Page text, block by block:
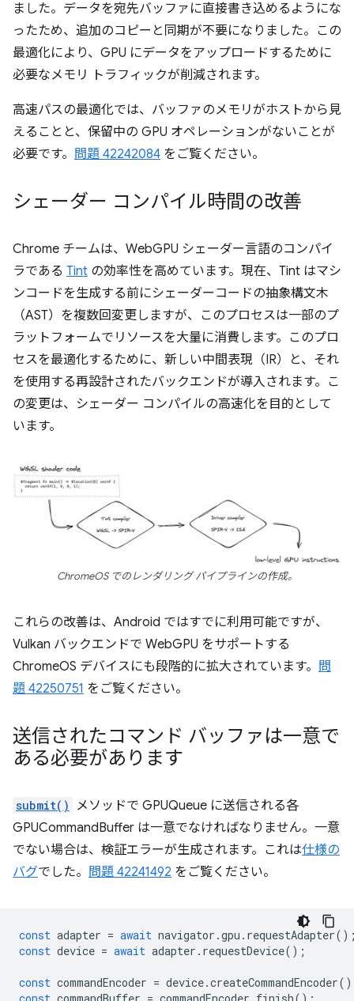
ました。データを宛先バッファに直接書き込めるようにな
ったため、追加のコピーと同期が不要になりました。この
最適化により、GPU にデータをアップロードするために
必要なメモリ トラフィックが削減されます。
高速パスの最適化では、バッファのメモリがホストから見
えることと、保留中の GPU オペレーションがないことが
必要です。 問題 42242084 をご覧ください。
シェーダー コンパイル時間の改善
Chrome チームは、WebGPU シェーダー言語のコンパイ
ラである Tint の効率性を高めています。現在、Tint はマシ
ンコードを生成する前にシェーダーコードの抽象構文木
（AST）を複数回変更しますが、このプロセスは一部のプ
ラットフォームでリソースを大量に消費します。このプロ
セスを最適化するために、新しい中間表現（IR）と、それ
を使用する再設計されたバックエンドが導入されます。こ
の変更は、シェーダー コンパイルの高速化を目的として
います。
ChromeOS でのレンダリング パイプラインの作成。
これらの改善は、Android ではすでに利用可能ですが、
Vulkan バックエンドで WebGPU をサポートする
ChromeOS デバイスにも段階的に拡大されています。 問
題 42250751 をご覧ください。
送信されたコマンド バッファは一意で
ある必要があります
submit()
メソッドで GPUQueue に送信される各
GPUCommandBuffer は一意でなければなりません。一意
でない場合は、検証エラーが生成されます。これは仕様の
バグでした。 問題 42241492 をご覧ください。
const adapter = await navigator .gpu . requestAdapter
const device = await adapter . requestDevice();
const commandEncoder = device.createCommandEncoder